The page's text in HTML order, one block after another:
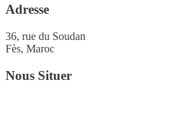
Adresse
36, rue du Soudan
Fès, Maroc
Nous Situer